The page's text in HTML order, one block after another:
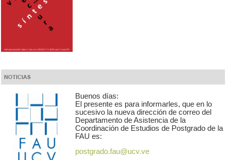
Buenos días:
El presente es para informarles, que en lo
sucesivo la nueva dirección de correo del
Departamento de Asistencia de la
Coordinación de Estudios de Postgrado de la
FAU es:
postgrado.fau@ucv.ve